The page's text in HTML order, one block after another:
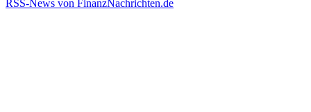
RSS-News von FinanzNachrichten.de